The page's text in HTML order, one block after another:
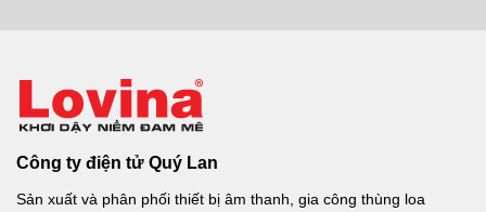
Công ty điện tử Quý Lan
Sản xuất và phân phối thiết bị âm thanh, gia công thùng loa